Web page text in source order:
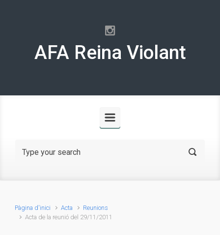
AFA Reina Violant
Pàgina d'inici Acta
Reunions
Acta de la reunió del 29/11/2011